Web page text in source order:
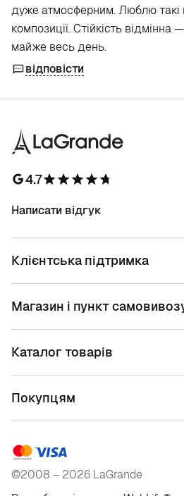
дуже атмосферним. Люблю такі
композиції. Стійкість
майже весь день.
відповісти
4.7
Написати відгук
Клієнтська підтримка
Магазин і пункт
Каталог товарів
Покупцям
©2008 – 2026 LaGrande